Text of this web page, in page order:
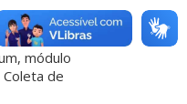
módulo
de